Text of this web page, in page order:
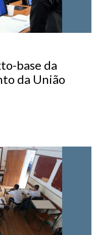
base da
da União